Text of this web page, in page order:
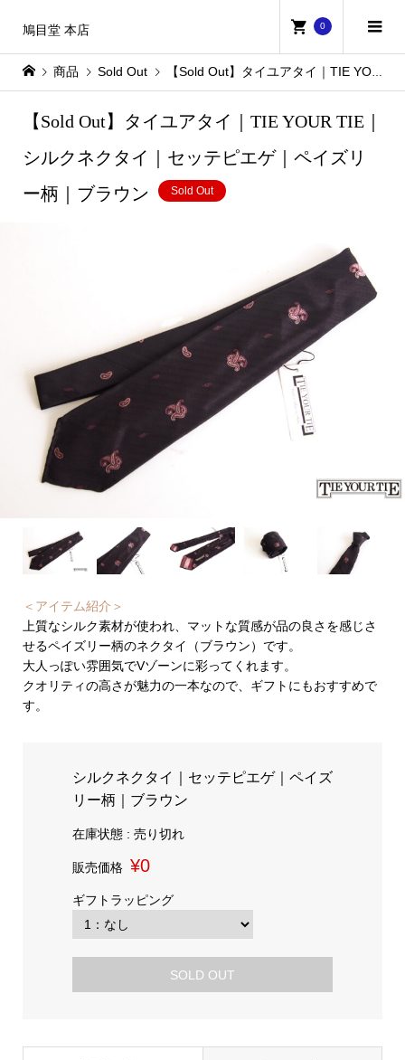
鳩目堂 本店 0
商品 Sold Out 【Sold Out】タイユアタイ｜TIE YOUR TIE｜シルクネクタイ｜セッテピエゲ｜ペイズリー柄｜ブラウン
【Sold Out】タイユアタイ｜TIE YOUR TIE｜
シルクネクタイ｜セッテピエゲ｜ペイズリ
ー柄｜ブラウン
Sold Out
＜アイテム紹介＞
上質なシルク素材が使われ、マットな質感が品の良さを感じさ
せるペイズリー柄のネクタイ（ブラウン）です。
大人っぽい雰囲気でVゾーンに彩ってくれます。
クオリティの高さが魅力の一本なので、ギフトにもおすすめで
す。
シルクネクタイ｜セッテピエゲ｜ペイズ
リー柄｜ブラウン
在庫状態 : 売り切れ
販売価格 ¥0
ギフトラッピング
SOLD OUT